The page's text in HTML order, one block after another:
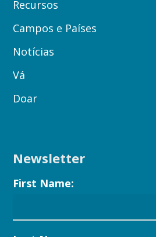
Recursos
Campos e Países
Notícias
Vá
Doar
Newsletter
First Name: